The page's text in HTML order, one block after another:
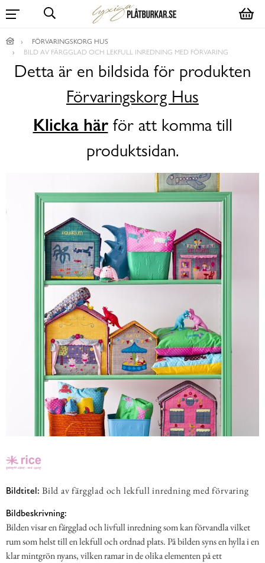
FÖRVARINGSKORG HUS
BILD AV FÄRGGLAD OCH LEKFULL INREDNING MED FÖRVARING
Detta är en bildsida för produkten
Förvaringskorg Hus
Klicka härför att komma till
produktsidan.
Bildtitel: Bild av färgglad och lekfull inredning med förvaring
Bildbeskrivning:
Bilden visar en färgglad och livfull inredning som kan förvandla vilket
rum som helst till en lekfull och ordnad plats. På bilden syns en hylla i en
klar mintgrön nyans, vilken ramar in de olika elementen på ett